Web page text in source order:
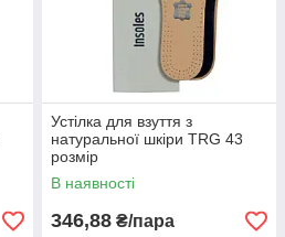
Устілка для взуття з
натуральної шкіри TRG 43
розмір
В наявності
346,88 ₴/пара